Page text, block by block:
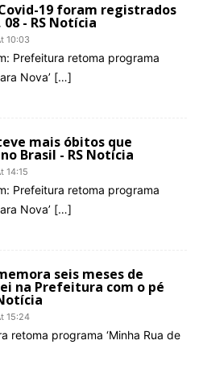
19 foram registrados
- RS Notícia
10:03
Prefeitura retoma programa
Nova’ […]
mais óbitos que
Brasil - RS Notícia
14:15
Prefeitura retoma programa
Nova’ […]
seis meses de
na Prefeitura com o pé
15:24
retoma programa ‘Minha Rua de